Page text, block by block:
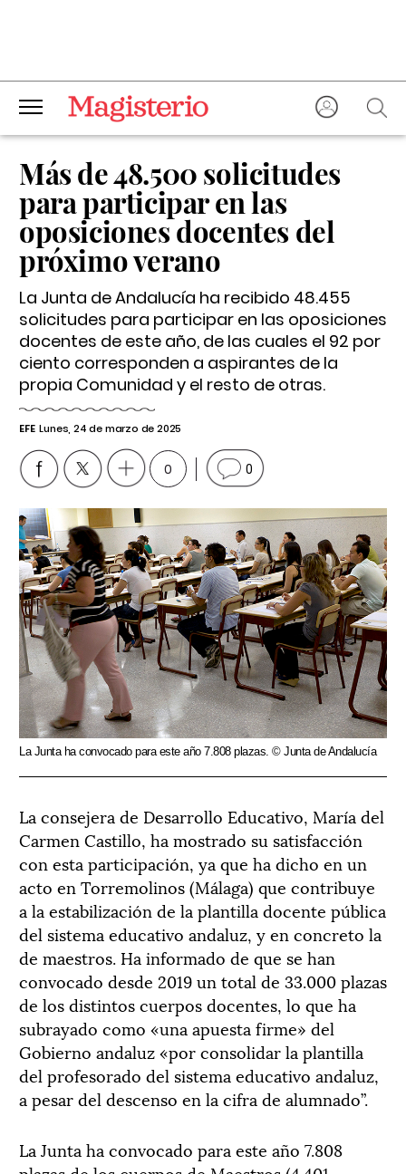
Más de 48.500 solicitudes
para participar en las
oposiciones docentes del
próximo verano
La Junta de Andalucía ha recibido 48.455
solicitudes para participar en las oposiciones
docentes de este año, de las cuales el 92 por
ciento corresponden a aspirantes de la
propia Comunidad y el resto de otras.
EFE Lunes, 24 de marzo de 2025
0 0
La Junta ha convocado para este año 7.808 plazas. © Junta de Andalucía
La consejera de Desarrollo Educativo, María del
Carmen Castillo, ha mostrado su satisfacción
con esta participación, ya que ha dicho en un
acto en Torremolinos (Málaga) que contribuye
a la estabilización de la plantilla docente pública
del sistema educativo andaluz, y en concreto la
de maestros. Ha informado de que se han
convocado desde 2019 un total de 33.000 plazas
de los distintos cuerpos docentes, lo que ha
subrayado como «una apuesta firme» del
Gobierno andaluz «por consolidar la plantilla
del profesorado del sistema educativo andaluz,
a pesar del descenso en la cifra de alumnado”.
La Junta ha convocado para este año 7.808